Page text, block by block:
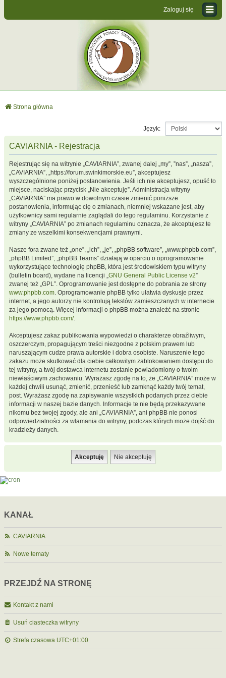
Zaloguj się
Strona główna
Język:
CAVIARNIA - Rejestracja
Rejestrując się na witrynie „CAVIARNIA”, zwanej dalej „my”, ”nas”, „nasza”,
„CAVIARNIA”, „https://forum.swinkimorskie.eu”, akceptujesz
wyszczególnione poniżej postanowienia. Jeśli ich nie akceptujesz, opuść to
miejsce, naciskając przycisk „Nie akceptuję”. Administracja witryny
„CAVIARNIA” ma prawo w dowolnym czasie zmienić poniższe
postanowienia, informując cię o zmianach, niemniej wskazane jest, aby
użytkownicy sami regularnie zaglądali do tego regulaminu. Korzystanie z
witryny „CAVIARNIA” po zmianach regulaminu oznacza, że akceptujesz te
zmiany ze wszelkimi konsekwencjami prawnymi.
Nasze fora zwane też „one”, „ich”, „je”, „phpBB software”, „www.phpbb.com”,
„phpBB Limited”, „phpBB Teams” działają w oparciu o oprogramowanie
wykorzystujące technologię phpBB, która jest środowiskiem typu witryny
(bulletin board), wydane na licencji „GNU General Public License v2”
zwanej też „GPL”. Oprogramowanie jest dostępne do pobrania ze strony
www.phpbb.com. Oprogramowanie phpBB tylko ułatwia dyskusje przez
internet, a jego autorzy nie kontrolują tekstów zamieszczanych w internecie
za jego pomocą. Więcej informacji o phpBB można znaleźć na stronie
https://www.phpbb.com/.
Akceptujesz zakaz publikowania wypowiedzi o charakterze obraźliwym,
oszczerczym, propagującym treści niezgodne z polskim prawem lub
naruszającym cudze prawa autorskie i dobra osobiste. Naruszenie tego
zakazu może skutkować dla ciebie całkowitym zablokowaniem dostępu do
tej witryny, a twój dostawca internetu zostanie powiadomiony o twoim
niewłaściwym zachowaniu. Wyrażasz zgodę na to, że „CAVIARNIA” może w
każdej chwili usunąć, zmienić, przenieść lub zamknąć każdy twój temat,
post. Wyrażasz zgodę na zapisywanie wszystkich podanych przez ciebie
informacji w naszej bazie danych. Informacje te nie będą przekazywane
nikomu bez twojej zgody, ale ani „CAVIARNIA”, ani phpBB nie ponosi
odpowiedzialności za włamania do witryny, podczas których może dojść do
kradzieży danych.
KANAŁ
CAVIARNIA
Nowe tematy
PRZEJDŹ NA STRONĘ
Kontakt z nami
Usuń ciasteczka witryny
Strefa czasowa UTC+01:00